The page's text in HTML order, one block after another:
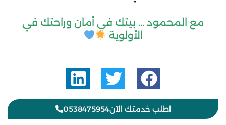
مع المحمود … بيتك في أمان وراحتك في
الأولوية
اطلب خدمتك الآن0538475954